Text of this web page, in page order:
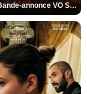
L'Odyssée Bande-annonce VO STFR